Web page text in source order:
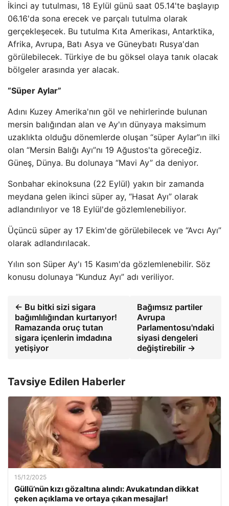
İkinci ay tutulması, 18 Eylül günü saat 05.14'te başlayıp
06.16'da sona erecek ve parçalı tutulma olarak
gerçekleşecek. Bu tutulma Kıta Amerikası, Antarktika,
Afrika, Avrupa, Batı Asya ve Güneybatı Rusya'dan
görülebilecek. Türkiye de bu göksel olaya tanık olacak
bölgeler arasında yer alacak.
“Süper Aylar”
Adını Kuzey Amerika'nın göl ve nehirlerinde bulunan
mersin balığından alan ve Ay'ın dünyaya maksimum
uzaklıkta olduğu dönemlerde oluşan “süper Aylar”ın ilki
olan “Mersin Balığı Ayı”nı 19 Ağustos'ta göreceğiz.
Güneş, Dünya. Bu dolunaya “Mavi Ay” da deniyor.
Sonbahar ekinoksuna (22 Eylül) yakın bir zamanda
meydana gelen ikinci süper ay, “Hasat Ayı” olarak
adlandırılıyor ve 18 Eylül'de gözlemlenebiliyor.
Üçüncü süper ay 17 Ekim'de görülebilecek ve “Avcı Ayı”
olarak adlandırılacak.
Yılın son Süper Ay'ı 15 Kasım'da gözlemlenebilir. Söz
konusu dolunaya “Kunduz Ayı” adı veriliyor.
← Bu bitki sizi sigara
bağımlılığından kurtarıyor!
Ramazanda oruç tutan
sigara içenlerin imdadına
yetişiyor
Bağımsız partiler
Avrupa
Parlamentosu'ndaki
siyasi dengeleri
değiştirebilir →
Tavsiye Edilen Haberler
15/12/2025
Güllü’nün kızı gözaltına alındı: Avukatından dikkat
çeken açıklama ve ortaya çıkan mesajlar!